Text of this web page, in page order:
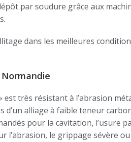
par soudure grâce aux
dans les meilleures
est très résistant à l’abrasion
alliage à faible teneur
pour la cavitation, l’usure
l’abrasion, le grippage sévère